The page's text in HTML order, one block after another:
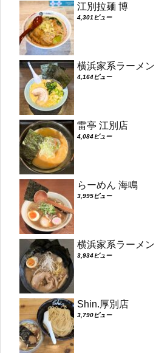
江別拉麺 博
4,301ビュー
横浜家系ラーメ
4,164ビュー
雷亭 江別店
4,084ビュー
らーめん 海鳴
3,995ビュー
横浜家系ラーメ
3,934ビュー
Shin.厚別店
3,790ビュー